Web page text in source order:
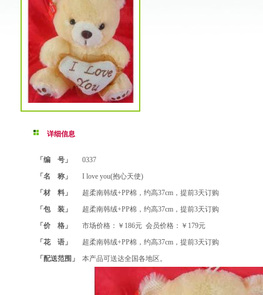
详细信息
「编 号」
0337
「名 称」
I love you(抱心天使)
「材 料」
超柔南韩绒+PP棉，约高37cm，提前3天订购
「包 装」
超柔南韩绒+PP棉，约高37cm，提前3天订购
「价 格」
市场价格：￥186元 会员价格：￥179元
「花 语」
超柔南韩绒+PP棉，约高37cm，提前3天订购
「配送范围」
本产品可送达全国各地区。